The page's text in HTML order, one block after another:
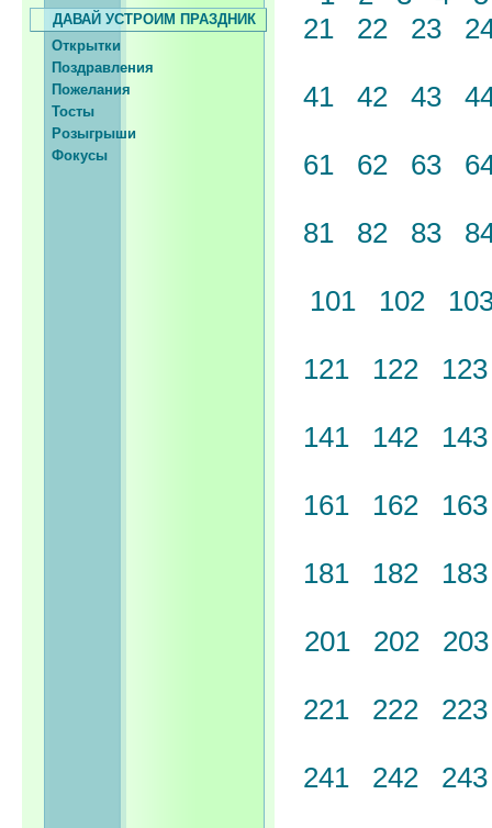
ДАВАЙ УСТРОИМ ПРАЗДНИК
Открытки
Поздравления
Пожелания
Тосты
Розыгрыши
Фокусы
21
22 23
41 42 43
61 62 63
81 82 83
101 102
121 122
141 142
161 162
181 182
201 202
221 222
241 242